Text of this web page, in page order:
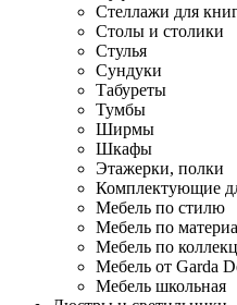
Стеллажи для
Столы и столики
Стулья
Сундуки
Табуреты
Тумбы
Ширмы
Шкафы
Этажерки, полки
Комплектующие
Мебель по стилю
Мебель по
Мебель по
Мебель от Garda
Мебель школьная